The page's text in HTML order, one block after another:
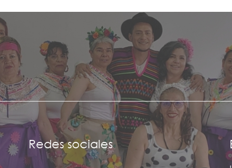
Redes sociales